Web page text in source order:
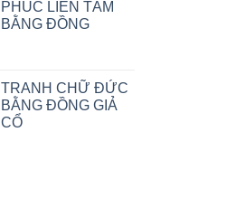
PHÚC LIỀN TẤM
BẰNG ĐỒNG
TRANH CHỮ ĐỨC
BẰNG ĐỒNG GIẢ
CỔ